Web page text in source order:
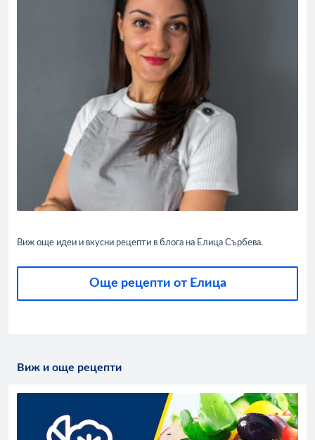
Виж още идеи и вкусни рецепти в блога на Елица Сърбева.
Още рецепти от Елица
Виж и още рецепти